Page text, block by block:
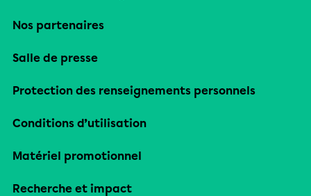
Nos partenaires
Salle de presse
Protection des renseignements personnels
Conditions d’utilisation
Matériel promotionnel
Recherche et impact